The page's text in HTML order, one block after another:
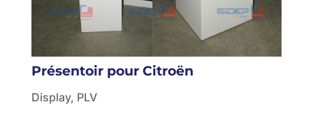
Présentoir pour Citroën
Display, PLV